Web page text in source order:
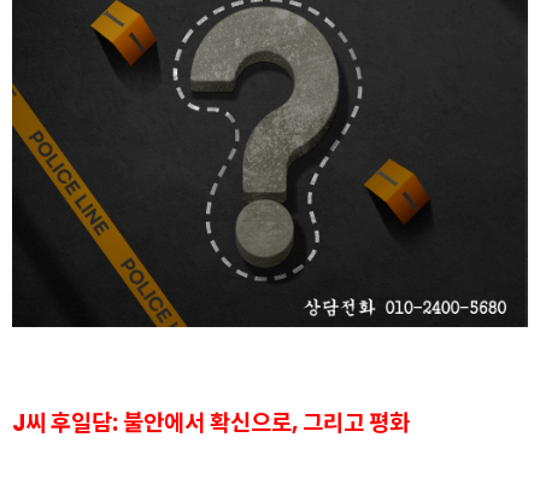
J씨 후일담: 불안에서 확신으로, 그리고 평화